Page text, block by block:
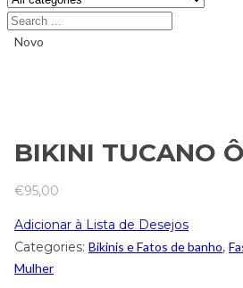
Novo
BIKINI TUCANO
€95,00
Adicionar à Lista de Desejos
Categories: Bikinis e Fatos de banho,
Mulher